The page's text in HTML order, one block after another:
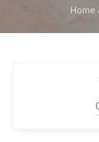
Home